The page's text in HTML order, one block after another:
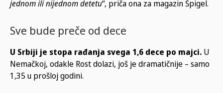
jednom ili nijednom detetu“, priča ona za magazin Špigel.
Sve bude preče od dece
U Srbiji je stopa rađanja svega 1,6 dece po majci. U
Nemačkoj, odakle Rost dolazi, još je dramatičnije – samo
1,35 u prošloj godini.